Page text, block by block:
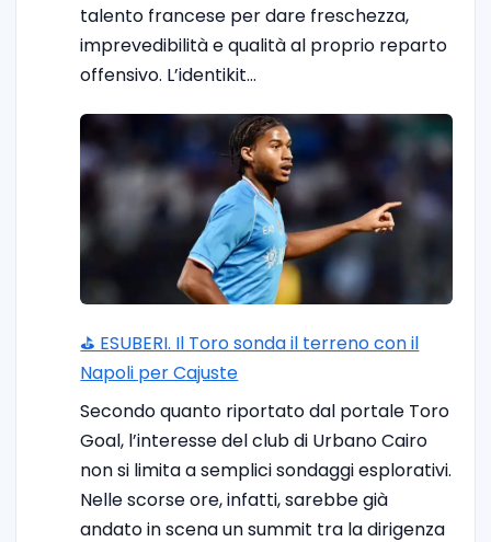
talento francese per dare freschezza,
imprevedibilità e qualità al proprio reparto
offensivo. L’identikit…
⛳ ESUBERI. Il Toro sonda il terreno con il
Napoli per Cajuste
Secondo quanto riportato dal portale Toro
Goal, l’interesse del club di Urbano Cairo
non si limita a semplici sondaggi esplorativi.
Nelle scorse ore, infatti, sarebbe già
andato in scena un summit tra la dirigenza